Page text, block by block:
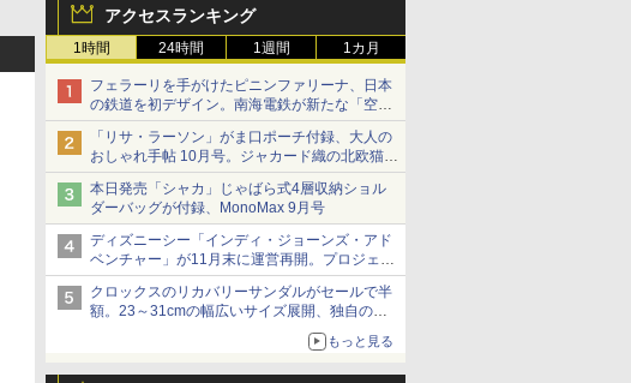
アクセスランキング
1時間 24時間 1週間 1カ月
フェラーリを手がけたピニンファリーナ、日本
の鉄道を初デザイン。南海電鉄が新たな「空港
特急」をなにわ筋線へ導入
「リサ・ラーソン」がま口ポーチ付録、大人の
おしゃれ手帖 10月号。ジャカード織の北欧猫デ
ザイン
本日発売「シャカ」じゃばら式4層収納ショル
ダーバッグが付録、MonoMax 9月号
ディズニーシー「インディ・ジョーンズ・アド
ベンチャー」が11月末に運営再開。プロジェク
ションマッピングを追加、DPAは1500円
クロックスのリカバリーサンダルがセールで半
額。23～31cmの幅広いサイズ展開、独自のク
もっと見る